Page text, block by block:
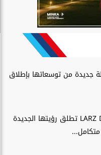
جديدة من توسعاتها بإطلاق
LARZ Developments تطلق رؤيتها الجديدة